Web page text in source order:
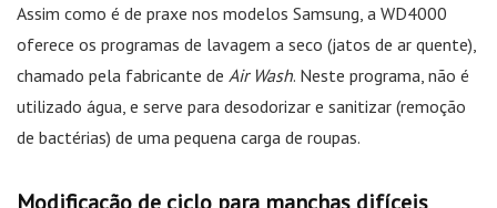
Assim como é de praxe nos modelos Samsung, a WD4000
oferece os programas de lavagem a seco (jatos de ar quente),
chamado pela fabricante de Air Wash. Neste programa, não é
utilizado água, e serve para desodorizar e sanitizar (remoção
de bactérias) de uma pequena carga de roupas.
Modificação de ciclo para manchas difíceis